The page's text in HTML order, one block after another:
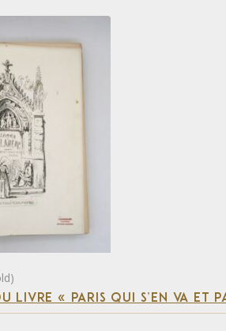
LIVRE « PARIS QUI S’EN VA ET